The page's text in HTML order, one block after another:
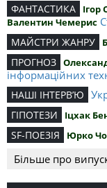
ФАНТАСТИКА Ігор
Валентин Чемерис
МАЙСТРИ ЖАНРУ
ПРОГНОЗ
інформаційних
НАШІ ІНТЕРВ’Ю
ГІПОТЕЗИ Іцхак
SF-ПОЕЗІЯ Юрко
Більше про